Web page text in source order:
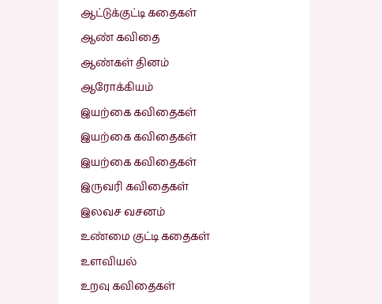
ஆட்டுக்குட்டி கதைகள்
ஆண் கவிதை
ஆண்கள் தினம்
ஆரோக்கியம்
இயற்கை கவிதைகள்
இயற்கை கவிதைகள்
இயற்கை கவிதைகள்
இருவரி கவிதைகள்
இலவச வசனம்
உண்மை குட்டி கதைகள்
உளவியல்
உறவு கவிதைகள்